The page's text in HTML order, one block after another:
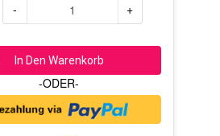
- +
In Den Warenkorb
-ODER-